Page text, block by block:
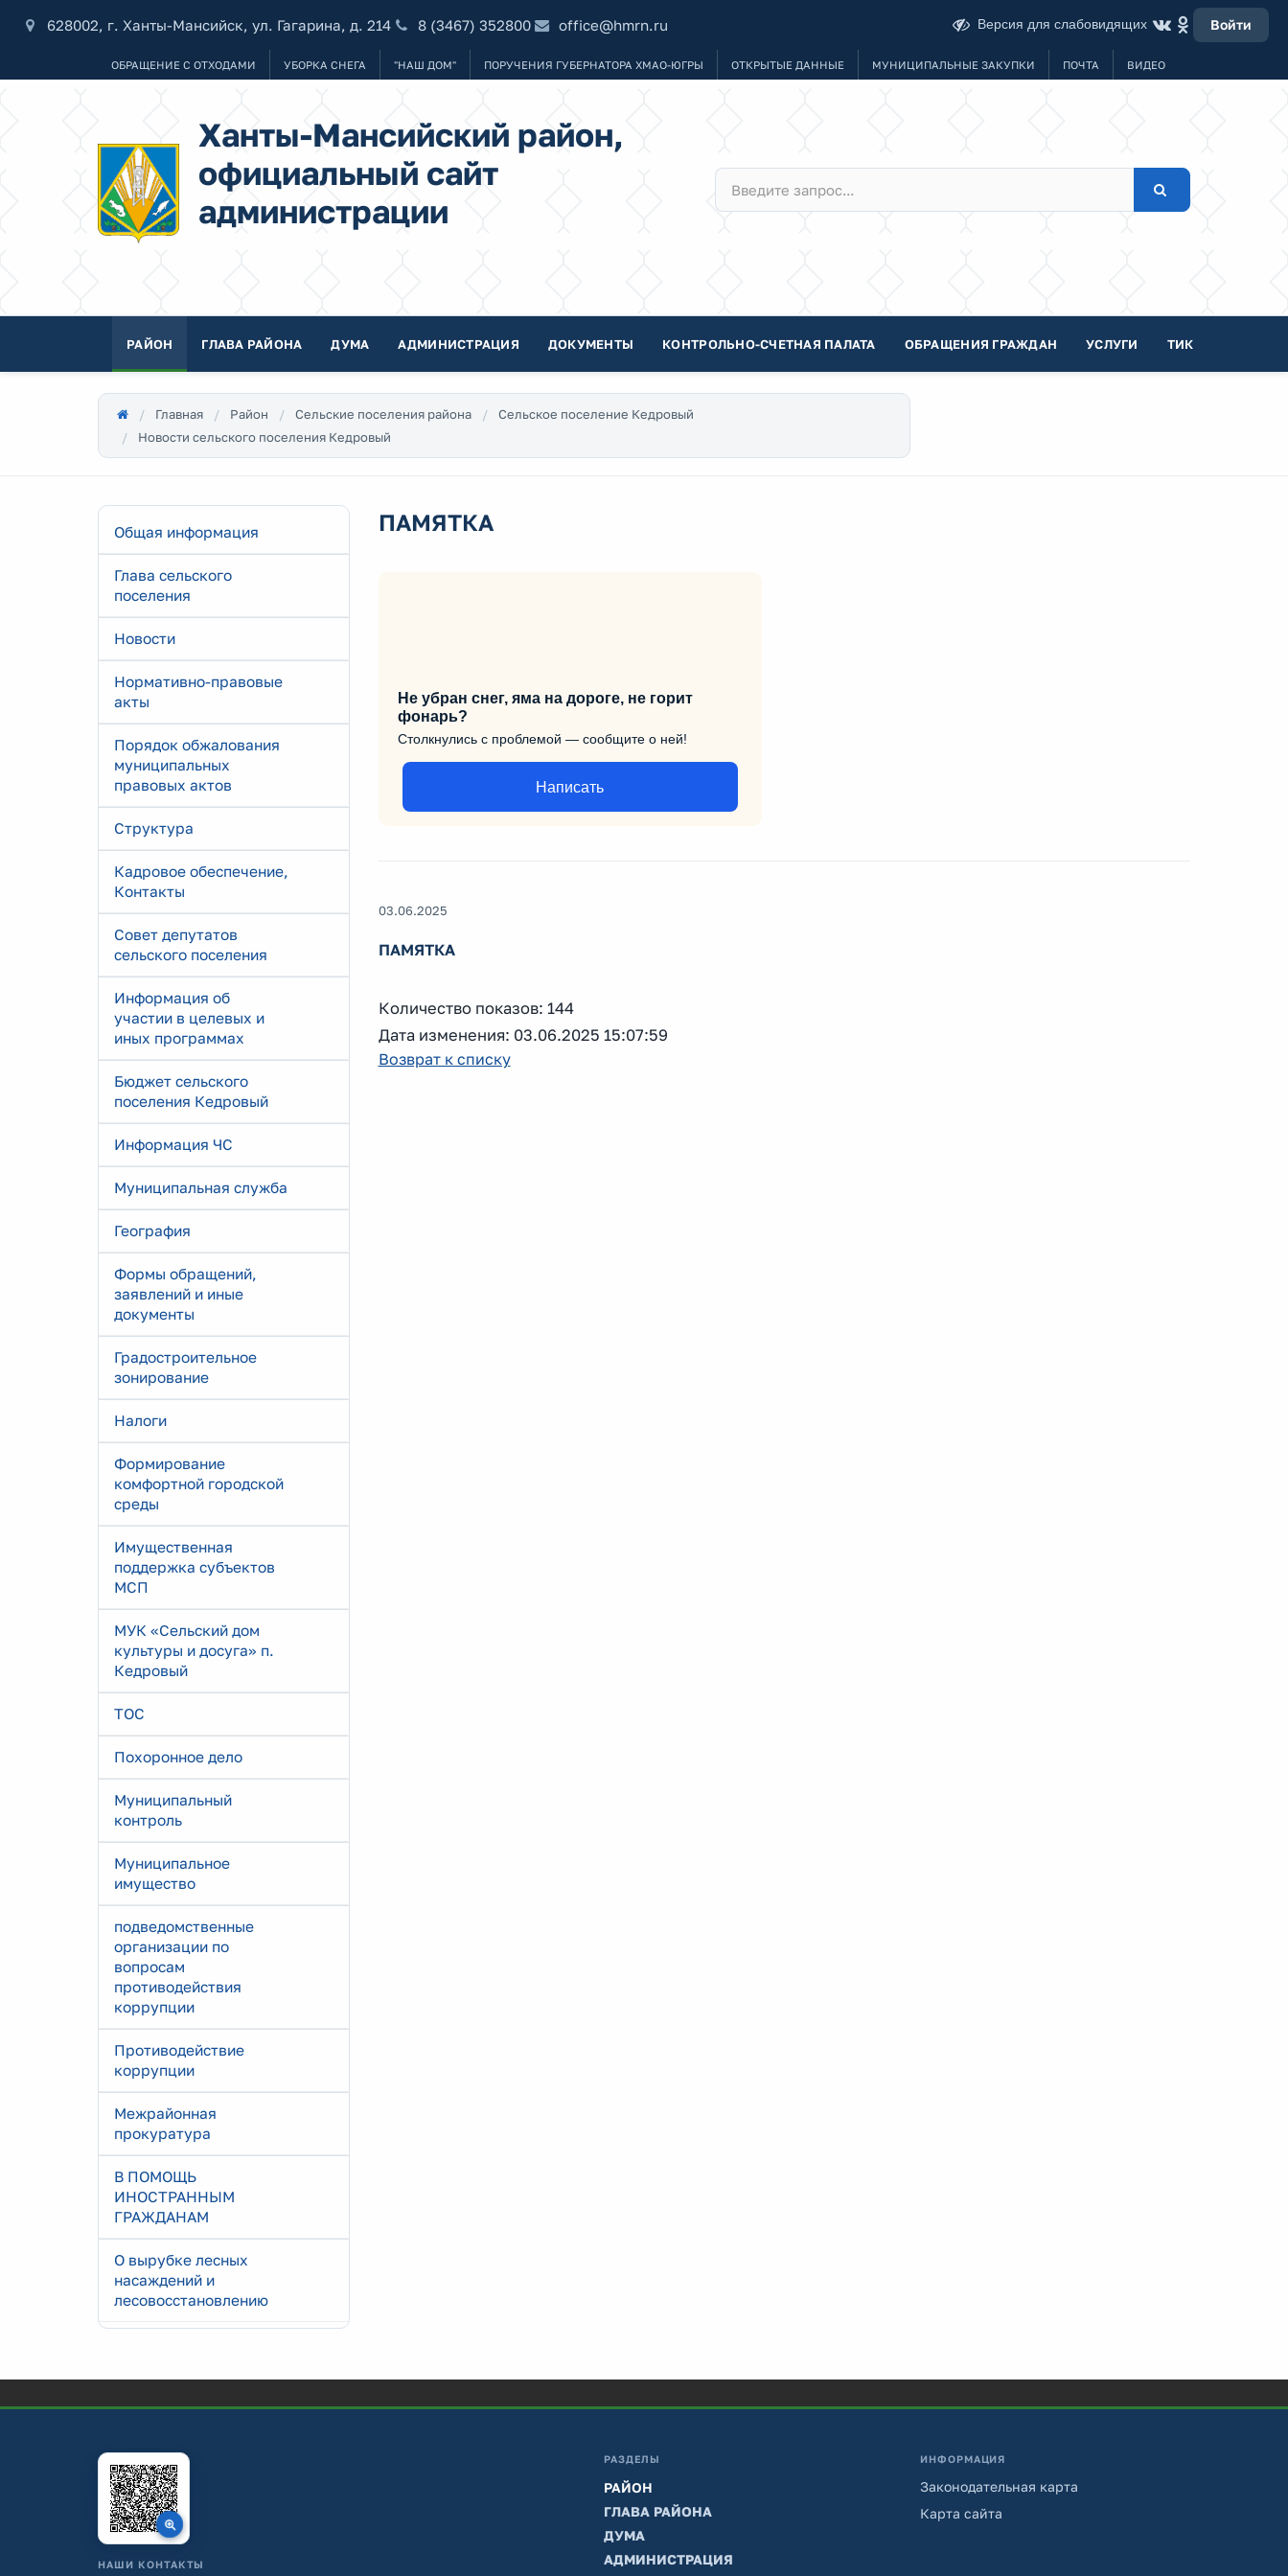
628002, г. Ханты-Мансийск, ул. Гагарина, д. 214 8 (3467) 352800 office@hmrn.ru Версия для слабовидящих Войти
ОБРАЩЕНИЕ С ОТХОДАМИ УБОРКА СНЕГА "НАШ ДОМ" ПОРУЧЕНИЯ ГУБЕРНАТОРА ХМАО-ЮГРЫ ОТКРЫТЫЕ ДАННЫЕ МУНИЦИПАЛЬНЫЕ ЗАКУПКИ ПОЧТА ВИДЕО
Ханты-Мансийский район,
официальный сайт
администрации
РАЙОН ГЛАВА РАЙОНА ДУМА АДМИНИСТРАЦИЯ ДОКУМЕНТЫ КОНТРОЛЬНО-СЧЕТНАЯ ПАЛАТА ОБРАЩЕНИЯ ГРАЖДАН УСЛУГИ ТИК
Главная Район Сельские поселения района
Сельское поселение Кедровый
Новости сельского поселения Кедровый
Общая информация
Глава сельского
поселения
Новости
Нормативно-правовые
акты
Порядок обжалования
муниципальных
правовых актов
Структура
Кадровое обеспечение,
Контакты
Совет депутатов
сельского поселения
Информация об
участии в целевых и
иных программах
Бюджет сельского
поселения Кедровый
Информация ЧС
Муниципальная служба
География
Формы обращений,
заявлений и иные
документы
Градостроительное
зонирование
Налоги
Формирование
комфортной городской
среды
Имущественная
поддержка субъектов
МСП
МУК «Сельский дом
культуры и досуга» п.
Кедровый
ТОС
Похоронное дело
Муниципальный
контроль
Муниципальное
имущество
подведомственные
организации по
вопросам
противодействия
коррупции
Противодействие
коррупции
Межрайонная
прокуратура
В ПОМОЩЬ
ИНОСТРАННЫМ
ГРАЖДАНАМ
О вырубке лесных
насаждений и
лесовосстановлению
ПАМЯТКА
Не убран снег, яма на дороге, не горит
фонарь?
Столкнулись с проблемой — сообщите о ней!
Написать
03.06.2025
ПАМЯТКА
Количество показов: 144
Дата изменения: 03.06.2025 15:07:59
Возврат к списку
НАШИ КОНТАКТЫ
РАЗДЕЛЫ
РАЙОН
ГЛАВА РАЙОНА
ДУМА
АДМИНИСТРАЦИЯ
ИНФОРМАЦИЯ
Законодательная карта
Карта сайта